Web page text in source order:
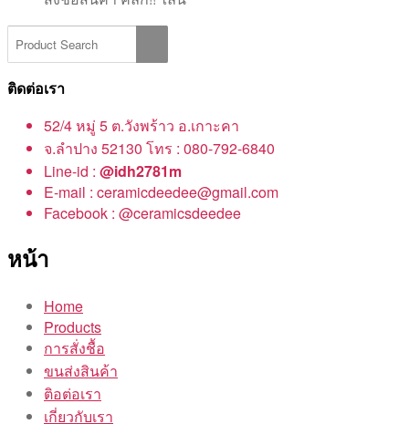
ติดต่อเรา
52/4 หมู่ 5 ต.วังพร้าว อ.เกาะคา
จ.ลำปาง 52130 โทร : 080-792-6840
Line-id : @idh2781m
E-mail : ceramicdeedee@gmail.com
Facebook : @ceramicsdeedee
หน้า
Home
Products
การสั่งชื้อ
ขนส่งสินค้า
ติอต่อเรา
เกี่ยวกับเรา